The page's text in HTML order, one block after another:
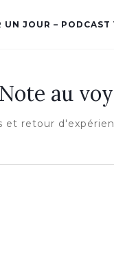
UN JOUR – PODCAST
Note au
et retour